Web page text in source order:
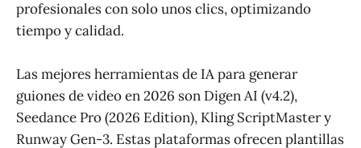
profesionales con solo unos clics, optimizando
tiempo y calidad.
Las mejores herramientas de IA para generar
guiones de video en 2026 son Digen AI (v4.2),
Seedance Pro (2026 Edition), Kling ScriptMaster y
Runway Gen-3. Estas plataformas ofrecen plantillas